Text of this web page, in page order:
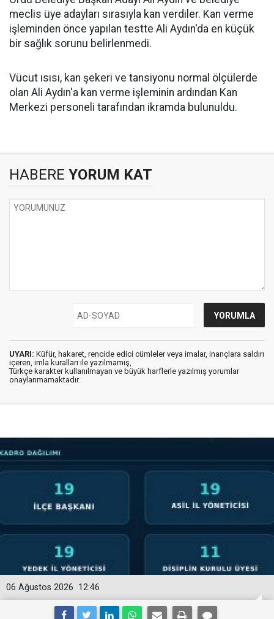
meclis üye adayları sırasıyla kan verdiler. Kan verme
işleminden önce yapılan testte Ali Aydın'da en küçük
bir sağlık sorunu belirlenmedi.
Vücut ısısı, kan şekeri ve tansiyonu normal ölçülerde
olan Ali Aydın'a kan verme işleminin ardından Kan
Merkezi personeli tarafından ikramda bulunuldu.
HABERE YORUM KAT
UYARI: Küfür, hakaret, rencide edici cümleler veya imalar, inançlara saldırı
içeren, imla kuralları ile yazılmamış,
Türkçe karakter kullanılmayan ve büyük harflerle yazılmış yorumlar
onaylanmamaktadır.
12:46
06 Ağustos 2026